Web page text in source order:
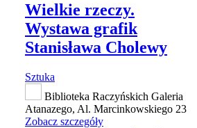
Wielkie rzeczy.
Wystawa grafik
Stanisława Cholewy
Sztuka
Biblioteka Raczyńskich Galeria
Atanazego, Al. Marcinkowskiego 23
Zobacz szczegóły